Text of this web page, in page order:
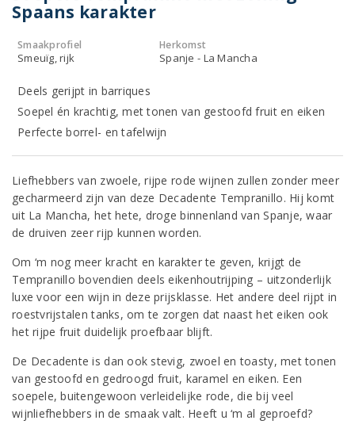
Spaans karakter
Smaakprofiel
Smeuïg, rijk
Herkomst
Spanje - La Mancha
Deels gerijpt in barriques
Soepel én krachtig, met tonen van gestoofd fruit en eiken
Perfecte borrel- en tafelwijn
Liefhebbers van zwoele, rijpe rode wijnen zullen zonder meer
gecharmeerd zijn van deze Decadente Tempranillo. Hij komt
uit La Mancha, het hete, droge binnenland van Spanje, waar
de druiven zeer rijp kunnen worden.
Om ‘m nog meer kracht en karakter te geven, krijgt de
Tempranillo bovendien deels eikenhoutrijping – uitzonderlijk
luxe voor een wijn in deze prijsklasse. Het andere deel rijpt in
roestvrijstalen tanks, om te zorgen dat naast het eiken ook
het rijpe fruit duidelijk proefbaar blijft.
De Decadente is dan ook stevig, zwoel en toasty, met tonen
van gestoofd en gedroogd fruit, karamel en eiken. Een
soepele, buitengewoon verleidelijke rode, die bij veel
wijnliefhebbers in de smaak valt. Heeft u ‘m al geproefd?